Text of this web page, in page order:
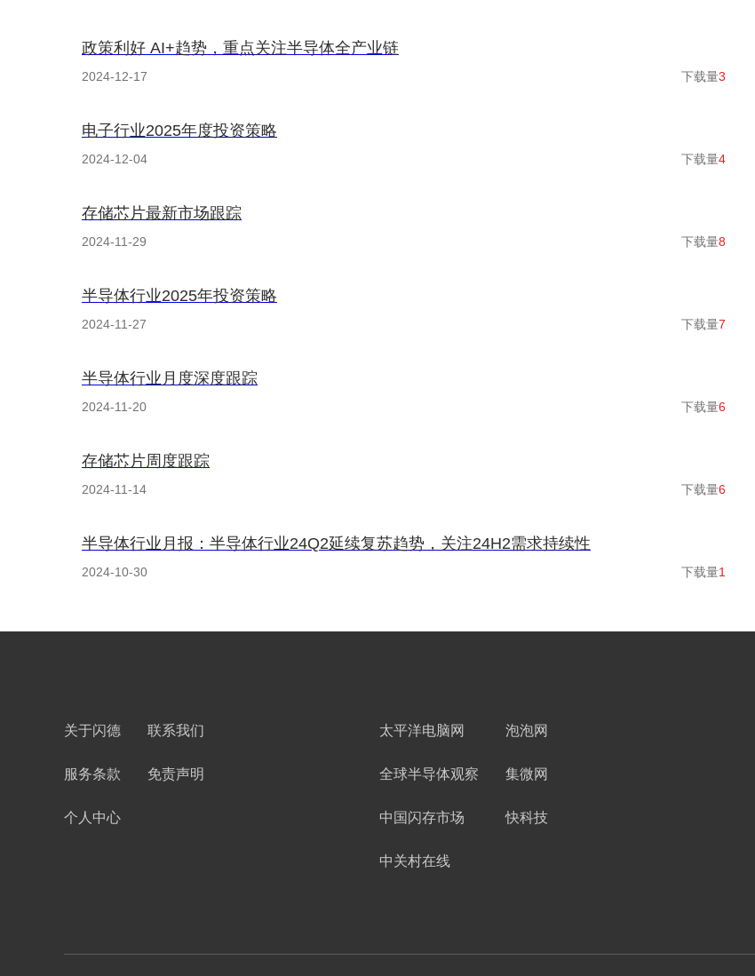
政策利好 AI+趋势，重点关注半导体全产业链
2024-12-17 下载量3
电子行业2025年度投资策略
2024-12-04 下载量4
存储芯片最新市场跟踪
2024-11-29 下载量8
半导体行业2025年投资策略
2024-11-27 下载量7
半导体行业月度深度跟踪
2024-11-20 下载量6
存储芯片周度跟踪
2024-11-14 下载量6
半导体行业月报：半导体行业24Q2延续复苏趋势，关注24H2需求持续性
2024-10-30 下载量1
关于闪德 联系我们
服务条款 免责声明
个人中心
太平洋电脑网 泡泡网
全球半导体观察 集微网
中国闪存市场 快科技
中关村在线